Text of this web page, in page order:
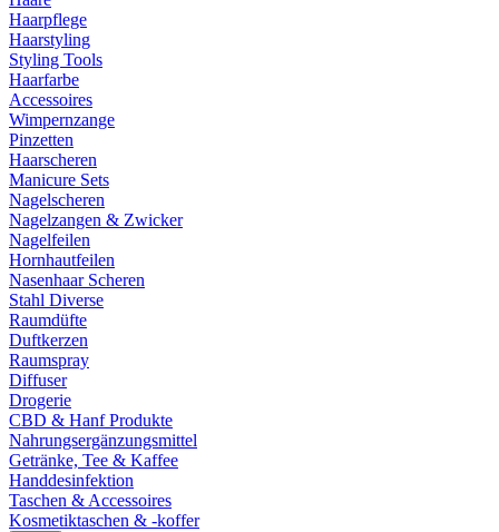
Haarpflege
Haarstyling
Styling Tools
Haarfarbe
Accessoires
Wimpernzange
Pinzetten
Haarscheren
Manicure Sets
Nagelscheren
Nagelzangen & Zwicker
Nagelfeilen
Hornhautfeilen
Nasenhaar Scheren
Stahl Diverse
Raumdüfte
Duftkerzen
Raumspray
Diffuser
Drogerie
CBD & Hanf Produkte
Nahrungsergänzungsmittel
Getränke, Tee & Kaffee
Handdesinfektion
Taschen & Accessoires
Kosmetiktaschen & -koffer